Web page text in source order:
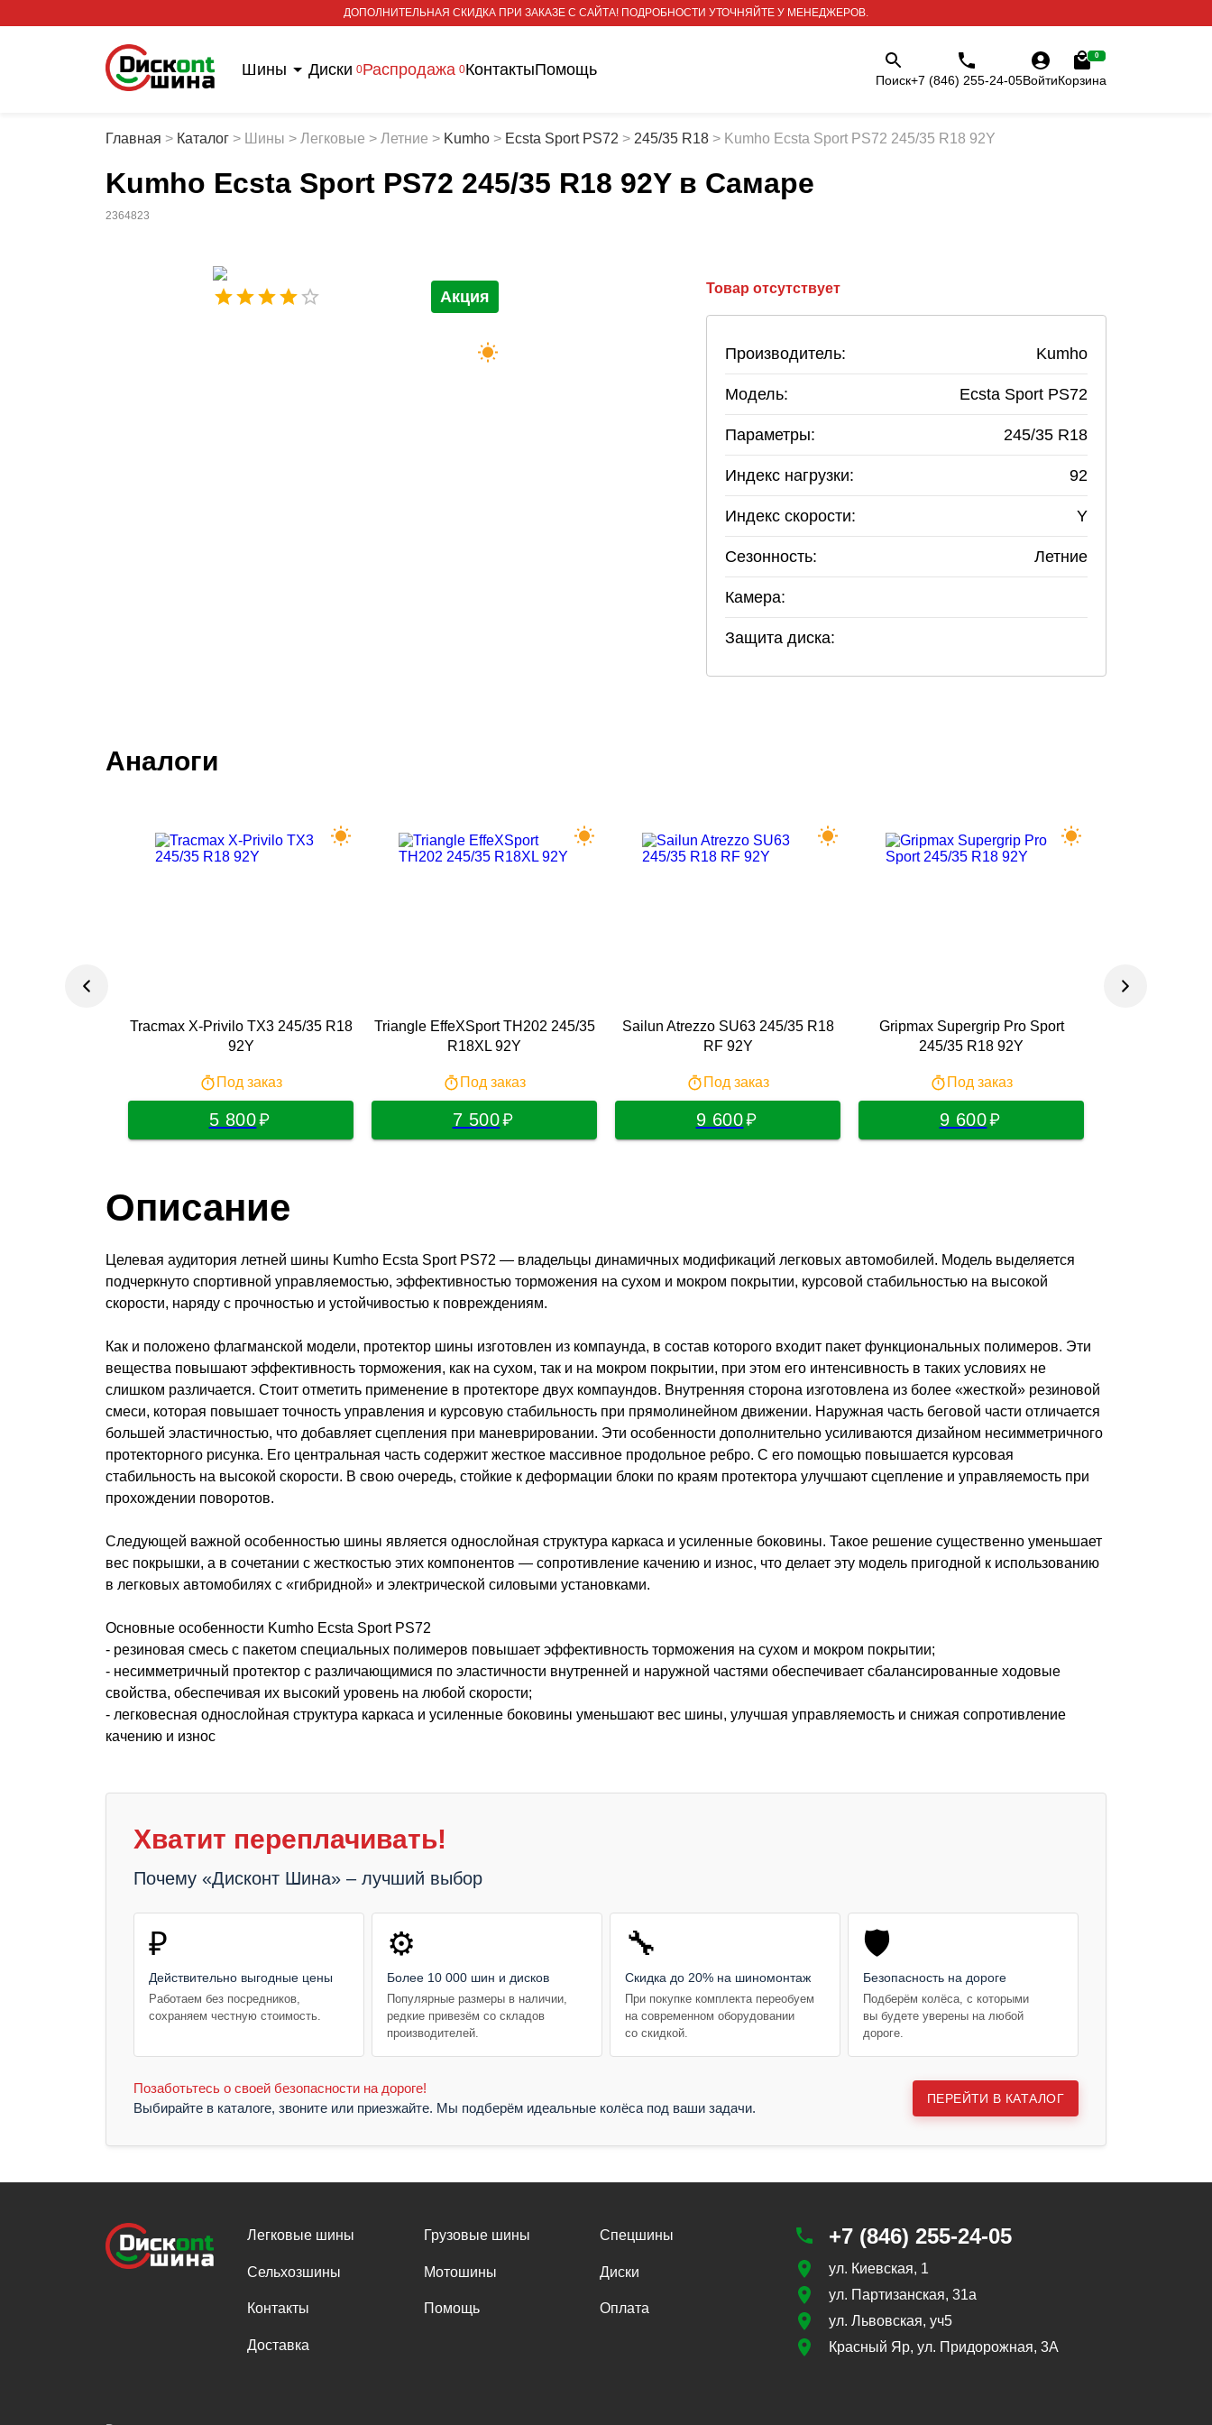
ДОПОЛНИТЕЛЬНАЯ СКИДКА ПРИ ЗАКАЗЕ С САЙТА! ПОДРОБНОСТИ УТОЧНЯЙТЕ У МЕНЕДЖЕРОВ.
Шины Диски 0Распродажа 0КонтактыПомощь
Поиск+7 (846) 255-24-05ВойтиКорзина
0
Главная > Каталог > Шины > Легковые > Летние > Kumho > Ecsta Sport PS72 > 245/35 R18 > Kumho Ecsta Sport PS72 245/35 R18 92Y
Kumho Ecsta Sport PS72 245/35 R18 92Y в Самаре
2364823
Акция Товар отсутствует
Производитель: Kumho
Модель: Ecsta Sport PS72
Параметры: 245/35 R18
Индекс нагрузки: 92
Индекс скорости: Y
Сезонность: Летние
Камера:
Защита диска:
Аналоги
Tracmax X-Privilo TX3 245/35 R18
92Y
Под заказ
5 800
Triangle EffeXSport TH202 245/35
R18XL 92Y
Под заказ
7 500
Sailun Atrezzo SU63 245/35 R18
RF 92Y
Под заказ
9 600
Gripmax Supergrip Pro Sport
245/35 R18 92Y
Под заказ
9 600
Описание
Целевая аудитория летней шины Kumho Ecsta Sport PS72 — владельцы динамичных модификаций легковых автомобилей. Модель выделяется
подчеркнуто спортивной управляемостью, эффективностью торможения на сухом и мокром покрытии, курсовой стабильностью на высокой
скорости, наряду с прочностью и устойчивостью к повреждениям.
Как и положено флагманской модели, протектор шины изготовлен из компаунда, в состав которого входит пакет функциональных полимеров. Эти
вещества повышают эффективность торможения, как на сухом, так и на мокром покрытии, при этом его интенсивность в таких условиях не
слишком различается. Стоит отметить применение в протекторе двух компаундов. Внутренняя сторона изготовлена из более «жесткой» резиновой
смеси, которая повышает точность управления и курсовую стабильность при прямолинейном движении. Наружная часть беговой части отличается
большей эластичностью, что добавляет сцепления при маневрировании. Эти особенности дополнительно усиливаются дизайном несимметричного
протекторного рисунка. Его центральная часть содержит жесткое массивное продольное ребро. С его помощью повышается курсовая
стабильность на высокой скорости. В свою очередь, стойкие к деформации блоки по краям протектора улучшают сцепление и управляемость при
прохождении поворотов.
Следующей важной особенностью шины является однослойная структура каркаса и усиленные боковины. Такое решение существенно уменьшает
вес покрышки, а в сочетании с жесткостью этих компонентов — сопротивление качению и износ, что делает эту модель пригодной к использованию
в легковых автомобилях с «гибридной» и электрической силовыми установками.
Основные особенности Kumho Ecsta Sport PS72
- резиновая смесь с пакетом специальных полимеров повышает эффективность торможения на сухом и мокром покрытии;
- несимметричный протектор с различающимися по эластичности внутренней и наружной частями обеспечивает сбалансированные ходовые
свойства, обеспечивая их высокий уровень на любой скорости;
- легковесная однослойная структура каркаса и усиленные боковины уменьшают вес шины, улучшая управляемость и снижая сопротивление
качению и износ
Хватит переплачивать!
Почему «Дисконт Шина» – лучший выбор
₽
Действительно выгодные цены
Работаем без посредников,
сохраняем честную стоимость.
⚙️
Более 10 000 шин и дисков
Популярные размеры в наличии,
редкие привезём со складов
производителей.
🔧
Скидка до 20% на шиномонтаж
При покупке комплекта переобуем
на современном оборудовании
со скидкой.
🛡️
Безопасность на дороге
Подберём колёса, с которыми
вы будете уверены на любой
дороге.
Позаботьтесь о своей безопасности на дороге!
Выбирайте в каталоге, звоните или приезжайте. Мы подберём идеальные колёса под ваши задачи.
ПЕРЕЙТИ В КАТАЛОГ
Легковые шины Грузовые шины Спецшины
Сельхозшины Мотошины Диски
Контакты Помощь Оплата
Доставка
+7 (846) 255-24-05
ул. Киевская, 1
ул. Партизанская, 31а
ул. Львовская, уч5
Красный Яр, ул. Придорожная, 3А